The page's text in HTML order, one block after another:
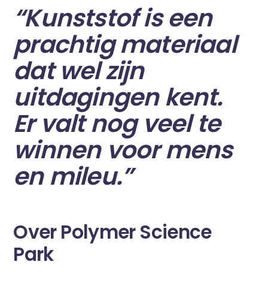
“Kunststof is een
prachtig materiaal
dat wel zijn
uitdagingen kent.
Er valt nog veel te
winnen voor mens
en mileu.”
Over Polymer Science
Park